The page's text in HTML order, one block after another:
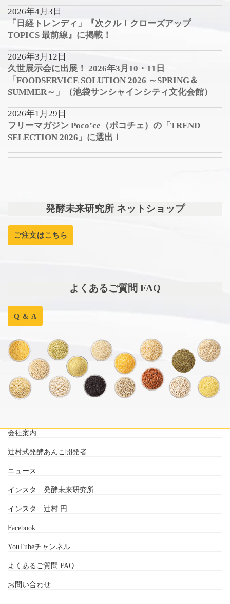
2026年4月3日
「日経トレンディ」『次クル！クローズアップ
TOPICS 最前線』に掲載！
2026年3月12日
久世展示会に出展！ 2026年3月10・11日
「FOODSERVICE SOLUTION 2026 ～SPRING＆
SUMMER～」（池袋サンシャインシティ文化会館）
2026年1月29日
フリーマガジン Poco’ce（ポコチェ）の「TREND
SELECTION 2026」に選出！
発酵未来研究所 ネットショップ
ご注文はこちら
よくあるご質問 FAQ
Q & A
会社案内
辻村式発酵あんこ開発者
ニュース
インスタ 発酵未来研究所
インスタ 辻村 円
Facebook
YouTubeチャンネル
よくあるご質問 FAQ
お問い合わせ